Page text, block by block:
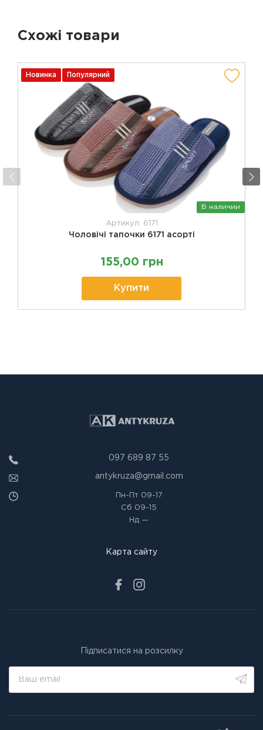
Схожі товари
Новинка Популярний
В наличии
Артикул: 6171
Чоловічі тапочки 6171 асорті
155,00 грн
Купити
097 689 87 55
antykruza@gmail.com
Пн-Пт09-17
Сб 09-15
Нд —
Карта сайту
Підписатися на розсилку